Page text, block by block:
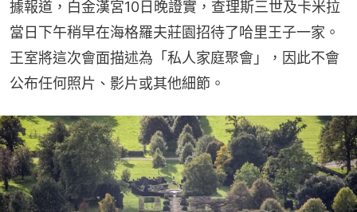
據報道，白金漢宮10日晚證實，查理斯三世及卡米拉
當日下午稍早在海格羅夫莊園招待了哈里王子一家。
王室將這次會面描述為「私人家庭聚會」，因此不會
公布任何照片、影片或其他細節。